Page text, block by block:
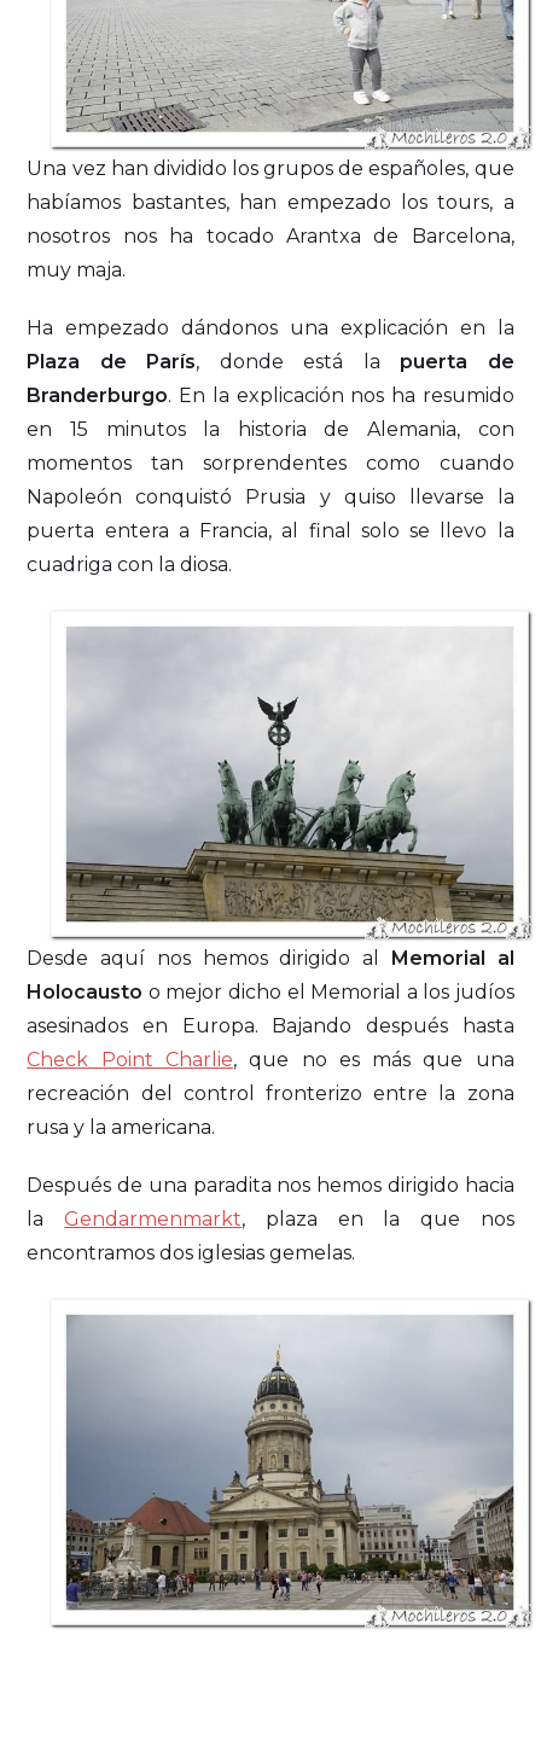
Una vez han dividido los grupos de españoles, que
habíamos bastantes, han empezado los tours, a
nosotros nos ha tocado Arantxa de Barcelona,
muy maja.
Ha empezado dándonos una explicación en la
Plaza de París, donde está la puerta de
Branderburgo. En la explicación nos ha resumido
en 15 minutos la historia de Alemania, con
momentos tan sorprendentes como cuando
Napoleón conquistó Prusia y quiso llevarse la
puerta entera a Francia, al final solo se llevo la
cuadriga con la diosa.
Desde aquí nos hemos dirigido al Memorial al
Holocausto o mejor dicho el Memorial a los judíos
asesinados en Europa. Bajando después hasta
Check Point Charlie, que no es más que una
recreación del control fronterizo entre la zona
rusa y la americana.
Después de una paradita nos hemos dirigido hacia
laGendarmenmarkt, plaza en la que nos
encontramos dos iglesias gemelas.